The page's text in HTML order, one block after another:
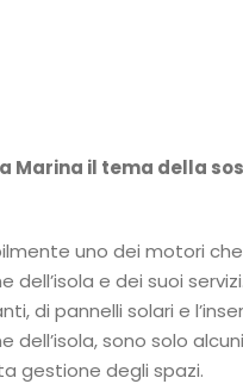
Marina il tema della
uno dei motori
dell’isola e dei suoi
di pannelli solari e
dell’isola, sono solo
gestione degli spazi.